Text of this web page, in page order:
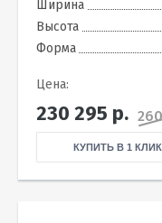
Ширина
Высота
Форма
Цена:
230 295 р.
КУПИТЬ В 1 КЛИК